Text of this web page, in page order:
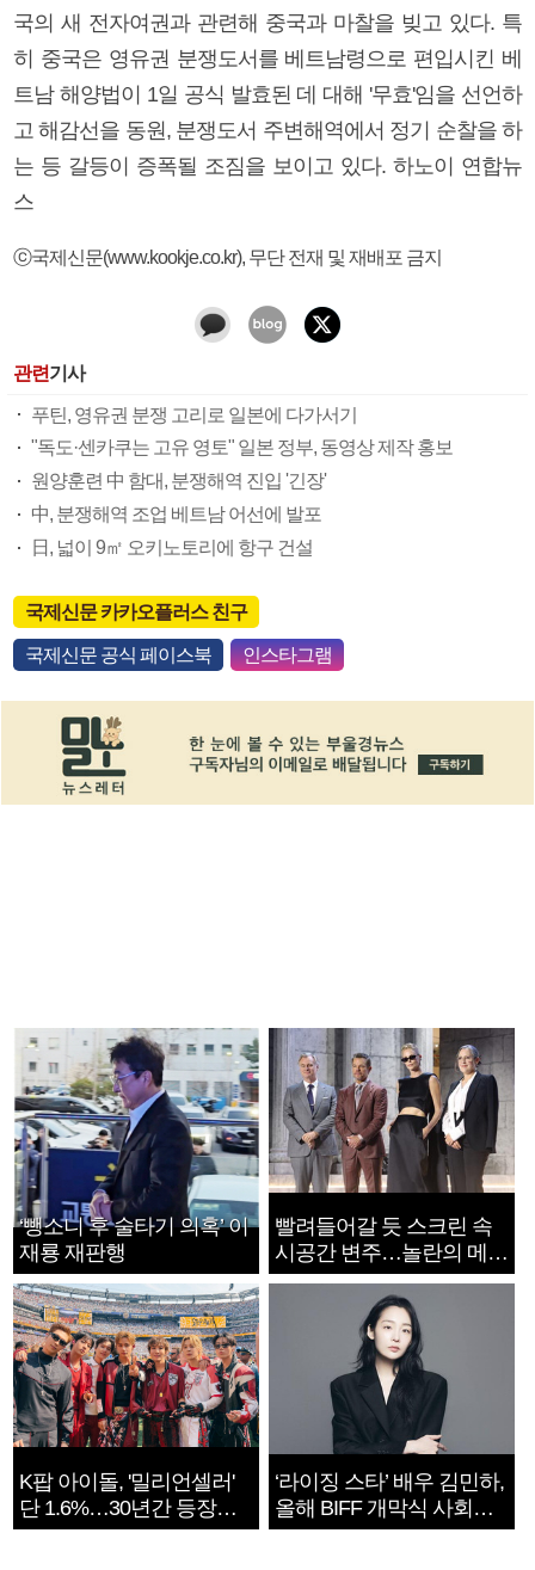
국의 새 전자여권과 관련해 중국과 마찰을 빚고 있다. 특
히 중국은 영유권 분쟁도서를 베트남령으로 편입시킨 베
트남 해양법이 1일 공식 발효된 데 대해 '무효'임을 선언하
고 해감선을 동원, 분쟁도서 주변해역에서 정기 순찰을 하
는 등 갈등이 증폭될 조짐을 보이고 있다. 하노이 연합뉴
스
ⓒ국제신문(www.kookje.co.kr), 무단 전재 및 재배포 금지
관련기사
푸틴, 영유권 분쟁 고리로 일본에 다가서기
"독도·센카쿠는 고유 영토" 일본 정부, 동영상 제작 홍보
원양훈련 中 함대, 분쟁해역 진입 '긴장'
中, 분쟁해역 조업 베트남 어선에 발포
日, 넓이 9㎡ 오키노토리에 항구 건설
국제신문 카카오플러스 친구
국제신문 공식 페이스북 인스타그램
‘뺑소니 후 술타기 의혹’ 이
재룡 재판행
빨려들어갈 듯 스크린 속
시공간 변주…놀란의 메시
지는 ‘전쟁 속죄’
K팝 아이돌, '밀리언셀러'
단 1.6%…30년간 등장
1182개팀 전수조사
‘라이징 스타’ 배우 김민하,
올해 BIFF 개막식 사회자
확정